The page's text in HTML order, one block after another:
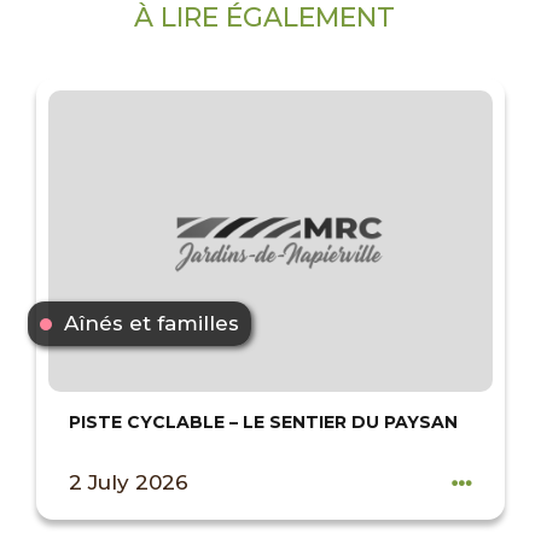
À LIRE ÉGALEMENT
Aînés et familles
PISTE CYCLABLE – LE SENTIER DU PAYSAN
2 July 2026